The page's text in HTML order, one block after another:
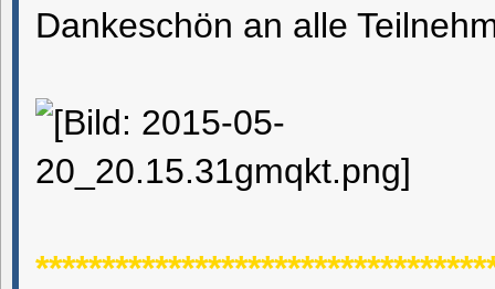
Dankeschön an alle